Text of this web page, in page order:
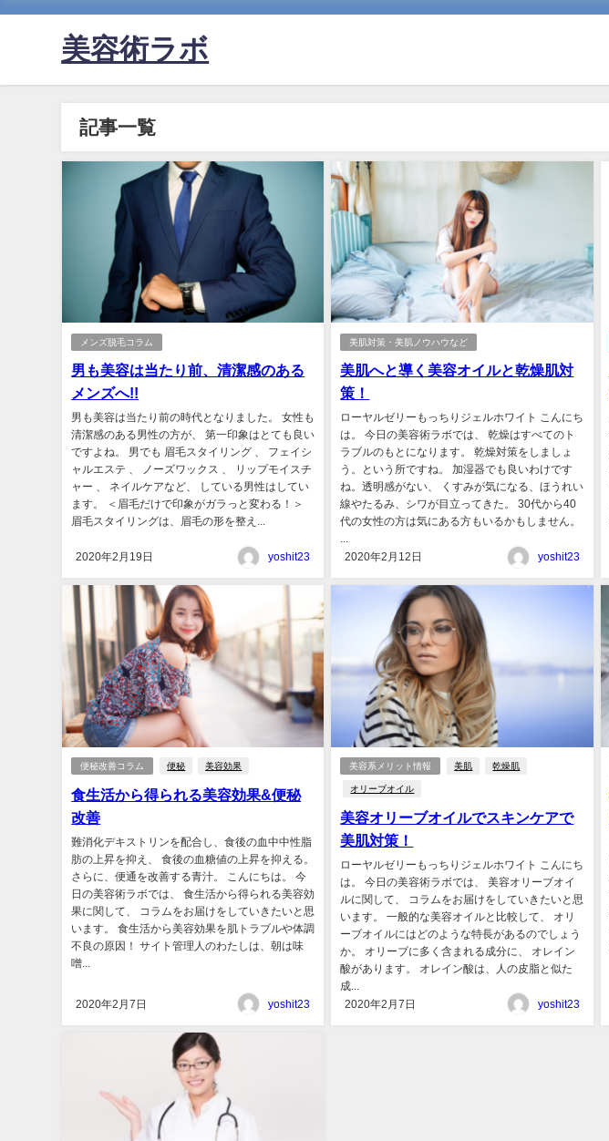
美容術ラボ
記事一覧
メンズ脱毛コラム
男も美容は当たり前、清潔感のある
メンズへ!!
男も美容は当たり前の時代となりました。 女性も
清潔感のある男性の方が、 第一印象はとても良い
ですよね。 男でも 眉毛スタイリング 、 フェイシ
ャルエステ 、 ノーズワックス 、 リップモイスチ
ャー 、 ネイルケアなど、 している男性はしてい
ます。 ＜眉毛だけで印象がガラっと変わる！＞
眉毛スタイリングは、眉毛の形を整え...
2020年2月19日 yoshit23
美肌対策・美肌ノウハウなど
美肌へと導く美容オイルと乾燥肌対
策！
ローヤルゼリーもっちりジェルホワイト こんにち
は。 今日の美容術ラボでは、 乾燥はすべてのト
ラブルのもとになります。 乾燥対策をしましょ
う。という所ですね。 加湿器でも良いわけです
ね。透明感がない、 くすみが気になる、ほうれい
線やたるみ、シワが目立ってきた。 30代から40
代の女性の方は気にある方もいるかもしません。
2020年2月12日
yoshit23
便秘改善コラム 便秘 美容効果
食生活から得られる美容効果&便秘
改善
難消化デキストリンを配合し、食後の血中中性脂
肪の上昇を抑え、 食後の血糖値の上昇を抑える。
さらに、便通を改善する青汁。 こんにちは。 今
日の美容術ラボでは、 食生活から得られる美容効
果に関して、 コラムをお届けをしていきたいと思
います。 食生活から美容効果を肌トラブルや体調
不良の原因！ サイト管理人のわたしは、朝は味
噌...
2020年2月7日 yoshit23
美容系メリット情報 美肌 乾燥肌
オリーブオイル
美容オリーブオイルでスキンケアで
美肌対策！
ローヤルゼリーもっちりジェルホワイト こんにち
は。 今日の美容術ラボでは、 美容オリーブオイ
ルに関して、 コラムをお届けをしていきたいと思
います。 一般的な美容オイルと比較して、 オリ
ーブオイルにはどのような特長があるのでしょう
か。 オリーブに多く含まれる成分に、 オレイン
酸があります。 オレイン酸は、人の皮脂と似た
成...
2020年2月7日
yoshit23